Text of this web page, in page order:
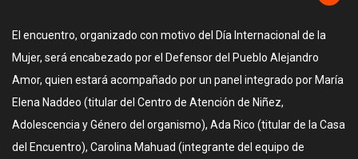
El encuentro, organizado con motivo del Día Internacional de la
Mujer, será encabezado por el Defensor del Pueblo Alejandro
Amor, quien estará acompañado por un panel integrado por María
Elena Naddeo (titular del Centro de Atención de Niñez,
Adolescencia y Género del organismo), Ada Rico (titular de la Casa
del Encuentro), Carolina Mahuad (integrante del equipo de